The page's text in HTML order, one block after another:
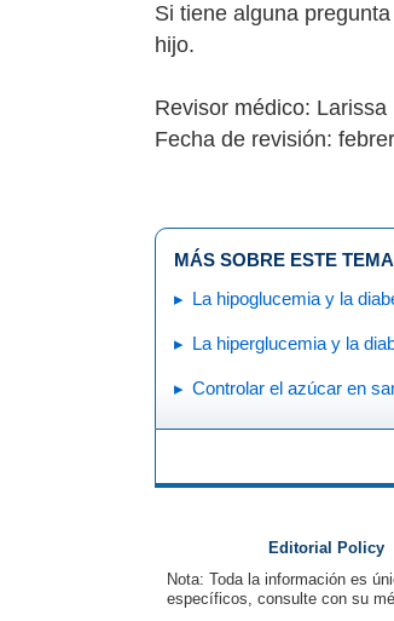
Si tiene alguna
hijo.
Revisor médico: Larissa
Fecha de revisión:
MÁS SOBRE ESTE TEMA
La hipoglucemia y la
La hiperglucemia y la
Controlar el azúcar en
Editorial Policy
Nota: Toda la información es
específicos, consulte con su